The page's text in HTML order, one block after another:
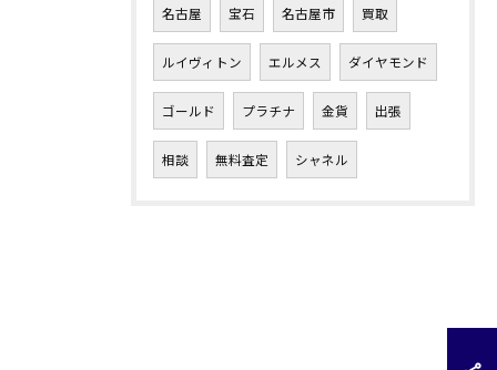
名古屋 宝石 名古屋市 買取
ルイヴィトン エルメス ダイヤモンド
ゴールド プラチナ 金貨 出張
相談 無料査定 シャネル